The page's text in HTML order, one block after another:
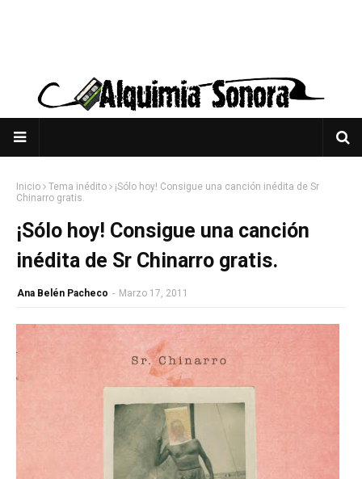
Inicio Tema inédito
¡Sólo hoy! Consigue una canción inédita de Sr
Chinarro gratis.
¡Sólo hoy! Consigue una canción
inédita de Sr Chinarro gratis.
Ana Belén Pacheco - Marzo 17, 2011